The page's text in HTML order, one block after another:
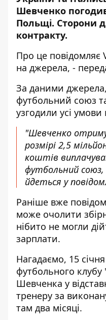
Шевченко
Польщі. Сторони
контракту.
Про це повідомляє
на джерела, -
За даними
футбольний союз
узгодили усі умови
"Шевченко
розмірі 2,5
коштів
футбольний
йдеться у
Раніше вже
може очолити
нібито не могли
зарплати.
Нагадаємо, 15
футбольного
Шевченка у
тренеру за
там два місяці.